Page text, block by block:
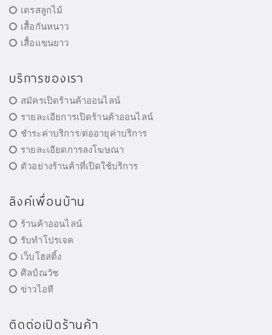
เดรสลูกไม้
เสื้อกันหนาว
เสื้อแขนยาว
บริการของเรา
สมัครเปิดร้านค้าออนไลน์
รายละเอียการเปิดร้านค้าออนไลน์
ชำระค่าบริการ/ต่ออายุค่าบริการ
รายละเอียดการลงโฆษณา
ตัวอย่างร้านค้าที่เปิดใช้บริการ
ลิงค์เพื่อนบ้าน
ร้านค้าออนไลน์
รับทำโปรเจค
เว็บโฮสติ้ง
ศิลป์ณวัช
ข่าวไอที
ติดต่อเปิดร้านค้า